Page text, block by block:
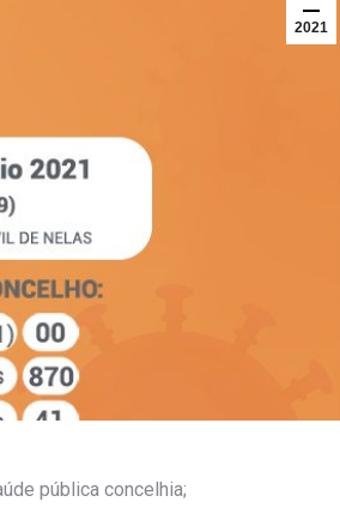
2021
pública concelhia;